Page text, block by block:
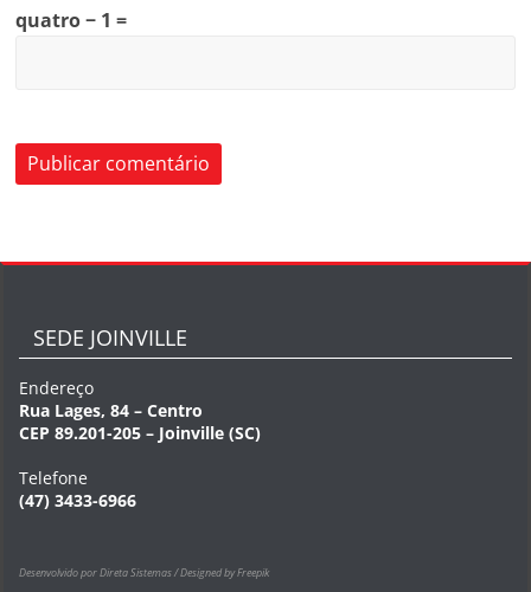
quatro − 1 =
SEDE JOINVILLE
Endereço
Rua Lages, 84 – Centro
CEP 89.201-205 – Joinville (SC)
Telefone
(47) 3433-6966
Desenvolvido por Direta Sistemas /Designed by Freepik